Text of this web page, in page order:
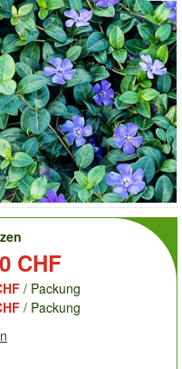
CHF
/ Packung
/ Packung